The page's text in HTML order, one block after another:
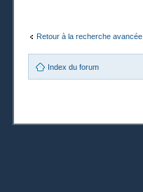
Retour à la recherche avancée
Index du forum